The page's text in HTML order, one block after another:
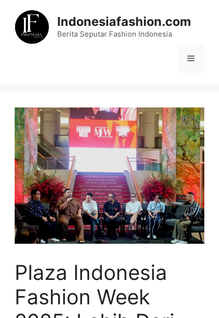
content
Indonesiafashion.com
Berita Seputar Fashion Indonesia
Menu
Plaza Indonesia
Fashion Week